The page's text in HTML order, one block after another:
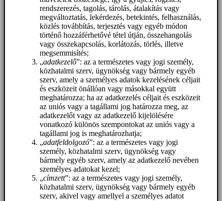
rendszerezés, tagolás, tárolás, átalakítás vagy
megváltoztatás, lekérdezés, betekintés, felhasználás,
közlés továbbítás, terjesztés vagy egyéb módon
történő hozzáférhetővé tétel útján, összehangolás
vagy összekapcsolás, korlátozás, törlés, illetve
megsemmisítés;
„adatkezelő”: az a természetes vagy jogi személy,
közhatalmi szerv, ügynökség vagy bármely egyéb
szerv, amely a személyes adatok kezelésének céljait
és eszközeit önállóan vagy másokkal együtt
meghatározza; ha az adatkezelés céljait és eszközeit
az uniós vagy a tagállami jog határozza meg, az
adatkezelőt vagy az adatkezelő kijelölésére
vonatkozó különös szempontokat az uniós vagy a
tagállami jog is meghatározhatja;
„adatfeldolgozó”: az a természetes vagy jogi
személy, közhatalmi szerv, ügynökség vagy
bármely egyéb szerv, amely az adatkezelő nevében
személyes adatokat kezel;
„címzett”: az a természetes vagy jogi személy,
közhatalmi szerv, ügynökség vagy bármely egyéb
szerv, akivel vagy amellyel a személyes adatot